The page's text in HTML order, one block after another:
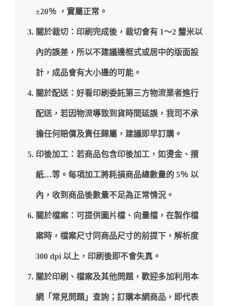
±20％ ，實屬正常。
關於裁切：印刷完成後，裁切會有 1～2 釐米以
內的誤差，所以不建議邊框式或居中的版面設
計，成品會有大小邊的可能。
關於配送：好看印刷委託第三方物流業者進行
配送，若因物流導致到貨時間延誤，我司不承
擔任何賠償及責任歸屬，建議即早訂購。
印後加工：若商品包含印後加工，如燙金、摺
紙…等。每項加工將耗損商品總數量的 5％ 以
內，收到商品後數量不足為正常情況。
關於檔案：可提供圖片檔、向量檔，在製作檔
案時，檔案尺寸同商品尺寸的前提下，解析度
300 dpi 以上，印刷後即不會失真。
關於印刷、檔案及其他問題，歡迎多加利用本
網「常見問題」查詢；訂購本網商品，即代表